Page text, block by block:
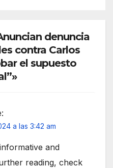
denuncia
contra Carlos
el supuesto
a las 3:42 am
and
reading, check